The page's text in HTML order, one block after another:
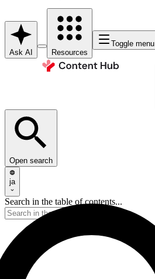
Ask AI Resources
Toggle menu
Open search
ja
Search in the table of contents...